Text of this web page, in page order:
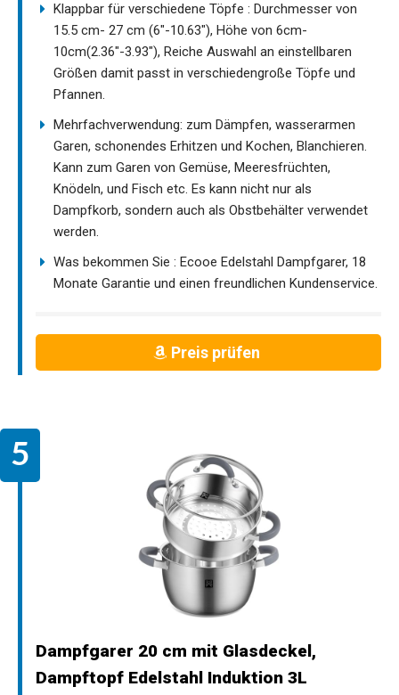
Klappbar für verschiedene Töpfe : Durchmesser von
15.5 cm- 27 cm (6"-10.63"), Höhe von 6cm-
10cm(2.36"-3.93"), Reiche Auswahl an einstellbaren
Größen damit passt in verschiedengroße Töpfe und
Pfannen.
Mehrfachverwendung: zum Dämpfen, wasserarmen
Garen, schonendes Erhitzen und Kochen, Blanchieren.
Kann zum Garen von Gemüse, Meeresfrüchten,
Knödeln, und Fisch etc. Es kann nicht nur als
Dampfkorb, sondern auch als Obstbehälter verwendet
werden.
Was bekommen Sie : Ecooe Edelstahl Dampfgarer, 18
Monate Garantie und einen freundlichen Kundenservice.
Preis prüfen
Dampfgarer 20 cm mit Glasdeckel,
Dampftopf Edelstahl Induktion 3L